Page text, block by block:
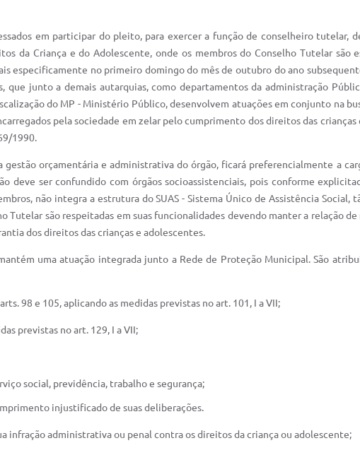
em participar do pleito, para exercer a função de conselheiro tutelar,
da Criança e do Adolescente, onde os membros do Conselho Tutelar são
especificamente no primeiro domingo do mês de outubro do ano
que junto a demais autarquias, como departamentos da administração
do MP - Ministério Público, desenvolvem atuações em conjunto na
pela sociedade em zelar pelo cumprimento dos direitos das
1990.
orçamentária e administrativa do órgão, ficará preferencialmente a
deve ser confundido com órgãos socioassistenciais, pois conforme
não integra a estrutura do SUAS - Sistema Único de Assistência Social,
Tutelar são respeitadas em suas funcionalidades devendo manter a relação
dos direitos das crianças e adolescentes.
uma atuação integrada junto a Rede de Proteção Municipal. São
98 e 105, aplicando as medidas previstas no art. 101, I a VII;
previstas no art. 129, I a VII;
social, previdência, trabalho e segurança;
injustificado de suas deliberações.
administrativa ou penal contra os direitos da criança ou adolescente;